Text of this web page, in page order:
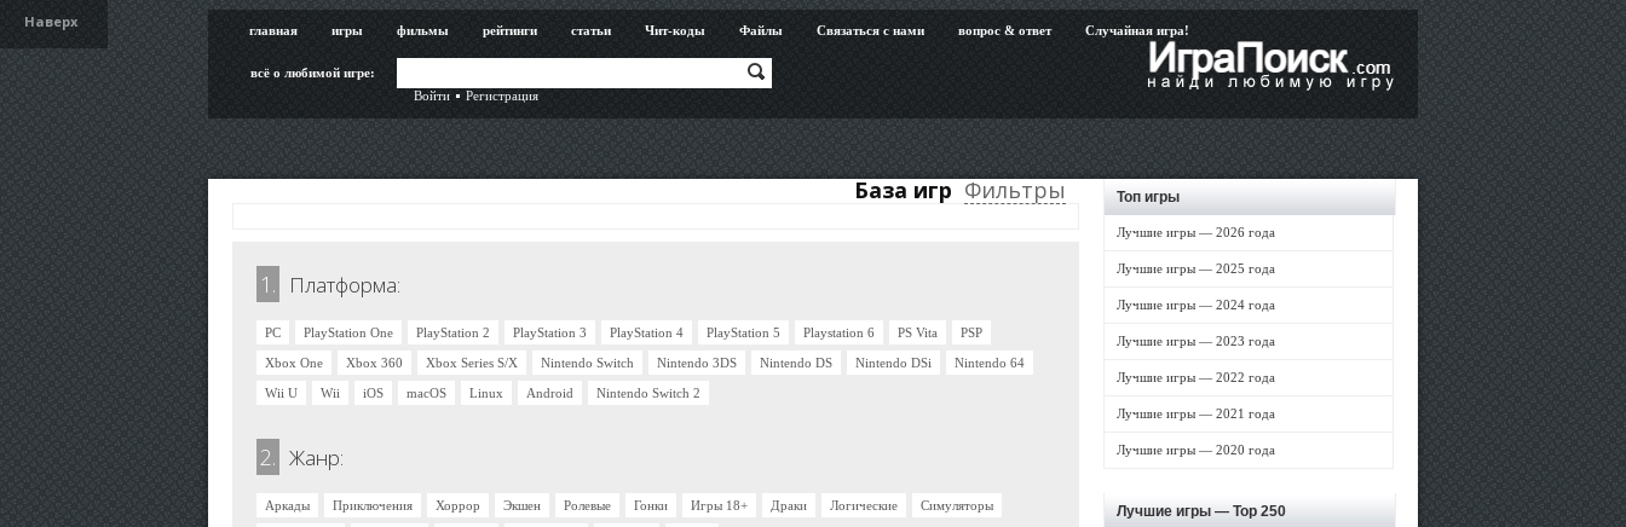
главная игры фильмы рейтинги статьи Чит-коды Файлы Связаться с нами вопрос & ответ Случайная игра!
всё о любимой игре:
Войти
Регистрация
Фильтры
База игр
1. Платформа:
PC PlayStation One PlayStation 2 PlayStation 3 PlayStation 4 PlayStation 5 Playstation 6 PS Vita PSP
Xbox One Xbox 360 Xbox Series S/X Nintendo Switch Nintendo 3DS Nintendo DS Nintendo DSi Nintendo 64
Wii U Wii iOS macOS Linux Android Nintendo Switch 2
2. Жанр:
Аркады Приключения Хоррор Экшен Ролевые Гонки Игры 18+ Драки Логические Симуляторы
Топ игры
Лучшие игры — 2026 года
Лучшие игры — 2025 года
Лучшие игры — 2024 года
Лучшие игры — 2023 года
Лучшие игры — 2022 года
Лучшие игры — 2021 года
Лучшие игры — 2020 года
Лучшие игры — Top 250
Наверх